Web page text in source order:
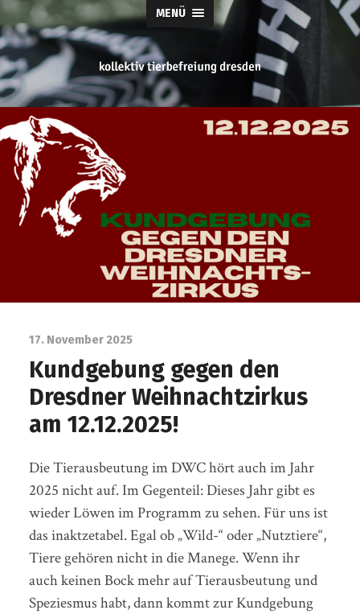
MENÜ
tierbefreiung
dresden
17. November 2025
Kundgebung gegen den
Dresdner Weihnachtzirkus
am 12.12.2025!
Die Tierausbeutung im DWC hört auch im Jahr
2025 nicht auf. Im Gegenteil: Dieses Jahr gibt es
wieder Löwen im Programm zu sehen. Für uns ist
das inaktzetabel. Egal ob „Wild-“ oder „Nutztiere“,
Tiere gehören nicht in die Manege. Wenn ihr
auch keinen Bock mehr auf Tierausbeutung und
Speziesmus habt, dann kommt zur Kundgebung